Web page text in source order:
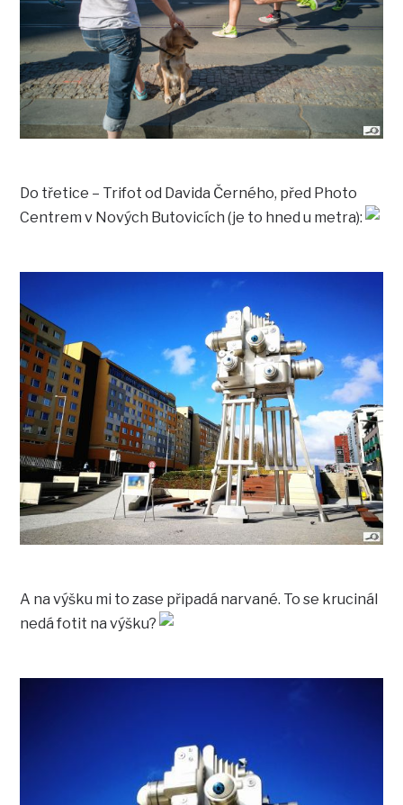
Do třetice – Trifot od Davida Černého, před Photo
Centrem v Nových Butovicích (je to hned u metra):
A na výšku mi to zase připadá narvané. To se krucinál
nedá fotit na výšku?